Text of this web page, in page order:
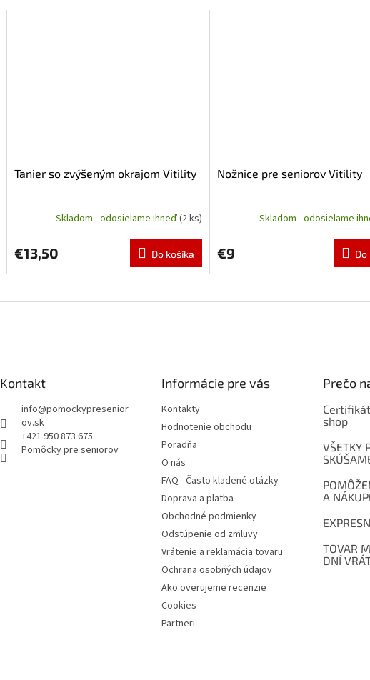
Tanier so zvýšeným okrajom Vitility
Skladom - odosielame ihneď(2 ks)
€13,50 Do košíka
Nožnice pre seniorov Vitility
Skladom - odosielame
€9 Do
Kontakt
info@pomockypresenior
ov.sk
+421 950 873 675
Pomôcky pre seniorov
Informácie pre vás
Kontakty
Hodnotenie obchodu
Poradňa
O nás
FAQ - Často kladené otázky
Doprava a platba
Obchodné podmienky
Odstúpenie od zmluvy
Vrátenie a reklamácia tovaru
Ochrana osobných údajov
Ako overujeme recenzie
Cookies
Partneri
Prečo
shop
VŠETKY
A
TOVAR
DNÍ